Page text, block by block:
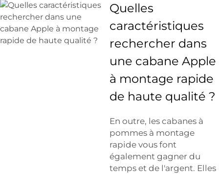
Quelles
caractéristiques
rechercher dans
une cabane Apple
à montage rapide
de haute qualité ?
En outre, les cabanes à
pommes à montage
rapide vous font
également gagner du
temps et de l'argent. Elles